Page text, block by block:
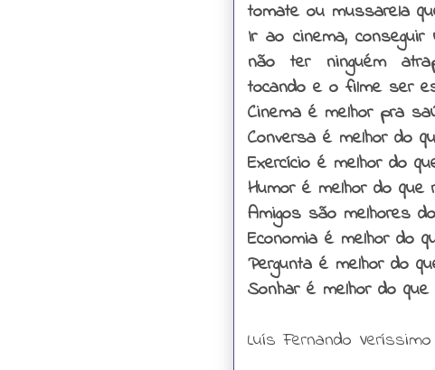
tomate ou mussarela
Ir ao cinema,
não ter ninguém
tocando e o filme ser
Cinema é melhor pra
Conversa é melhor do
Exercício é melhor do
Humor é melhor do que
Amigos são melhores
Economia é melhor do
Pergunta é melhor do
Sonhar é melhor do que
Luís Fernando Veríssimo